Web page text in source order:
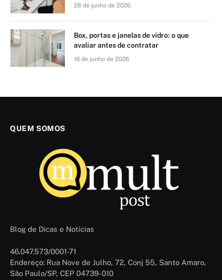
28 de junho de 2026
Box, portas e janelas de vidro: o que
avaliar antes de contratar
16 de junho de 2026
QUEM SOMOS
Blog de Dicas e Notícias
46.047.573/0001-71
Endereço: Rua Nove de Julho, 72, Conj 55, Santo Amaro,
São Paulo/SP, CEP 04739-010